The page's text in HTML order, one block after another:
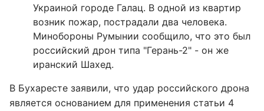
Украиной городе Галац. В одной из квартир
возник пожар, пострадали два человека.
Минобороны Румынии сообщило, что это был
российский дрон типа "Герань-2" - он же
иранский Шахед.
В Бухаресте заявили, что удар российского дрона
является основанием для применения статьи 4